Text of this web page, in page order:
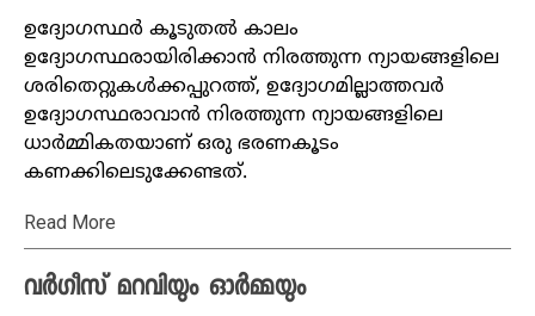
ഉദ്യോഗസ്ഥര്‍ കൂടുതല്‍ കാലം
ഉദ്യോഗസ്ഥരായിരിക്കാന്‍ നിരത്തുന്ന ന്യായങ്ങളിലെ
ശരിതെറ്റുകള്‍ക്കപ്പുറത്ത്, ഉദ്യോഗമില്ലാത്തവര്‍
ഉദ്യോഗസ്ഥരാവാന്‍ നിരത്തുന്ന ന്യായങ്ങളിലെ
ധാര്‍മ്മികതയാണ് ഒരു ഭരണകൂടം
കണക്കിലെടുക്കേണ്ടത്.
Read More
വര്‍ഗീസ് മറവിയും ഓര്‍മ്മയും